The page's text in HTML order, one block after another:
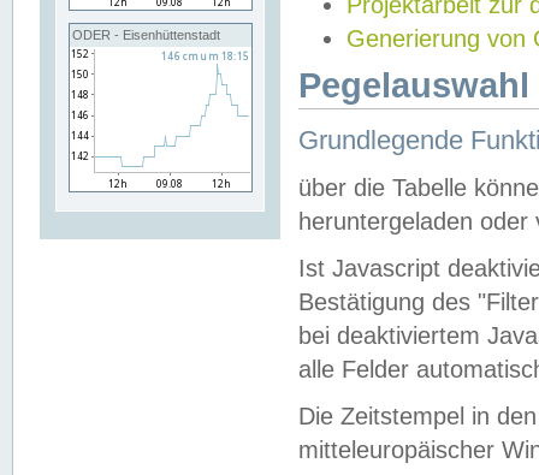
ODER - Eisenhüttenstadt
Generierung von
Grundlegende
über die Tabelle
heruntergeladen oder
Ist Javascript
Bestätigung des
bei deaktiviertem
alle Felder
Die Zeitstempel in
mitteleuropäischer